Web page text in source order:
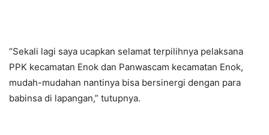
“Sekali lagi saya ucapkan selamat terpilihnya pelaksana
PPK kecamatan Enok dan Panwascam kecamatan Enok,
mudah-mudahan nantinya bisa bersinergi dengan para
babinsa di lapangan,” tutupnya.